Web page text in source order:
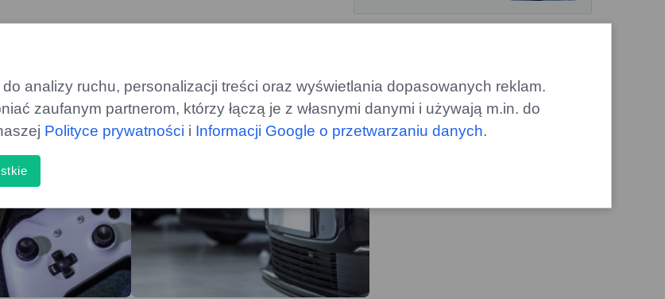
Pierwszy elektryczny Bentley z
Crewe: muzyczna innowacja na
drodze
gazoo.pl
analizy ruchu, personalizacji treści oraz wyświetlania dopasowanych reklam.
zaufanym partnerom, którzy łączą je z własnymi danymi i używają m.in. do
Polityce prywatności i Informacji Google o przetwarzaniu danych.